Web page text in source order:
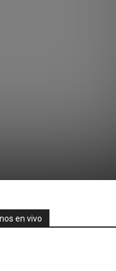
en vivo